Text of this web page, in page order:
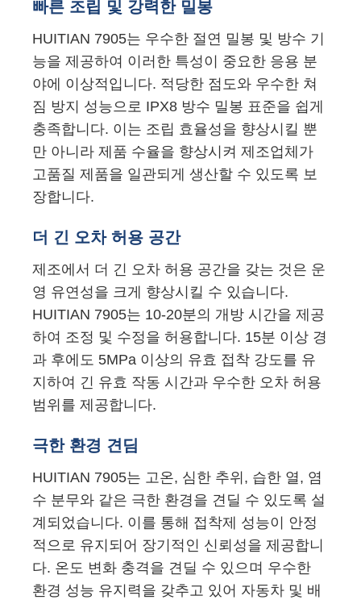
빠른 조립 및 강력한 밀봉
HUITIAN 7905는 우수한 절연 밀봉 및 방수 기
능을 제공하여 이러한 특성이 중요한 응용 분
야에 이상적입니다. 적당한 점도와 우수한 쳐
짐 방지 성능으로 IPX8 방수 밀봉 표준을 쉽게
충족합니다. 이는 조립 효율성을 향상시킬 뿐
만 아니라 제품 수율을 향상시켜 제조업체가
고품질 제품을 일관되게 생산할 수 있도록 보
장합니다.
더 긴 오차 허용 공간
제조에서 더 긴 오차 허용 공간을 갖는 것은 운
영 유연성을 크게 향상시킬 수 있습니다.
HUITIAN 7905는 10-20분의 개방 시간을 제공
하여 조정 및 수정을 허용합니다. 15분 이상 경
과 후에도 5MPa 이상의 유효 접착 강도를 유
지하여 긴 유효 작동 시간과 우수한 오차 허용
범위를 제공합니다.
극한 환경 견딤
HUITIAN 7905는 고온, 심한 추위, 습한 열, 염
수 분무와 같은 극한 환경을 견딜 수 있도록 설
계되었습니다. 이를 통해 접착제 성능이 안정
적으로 유지되어 장기적인 신뢰성을 제공합니
다. 온도 변화 충격을 견딜 수 있으며 우수한
환경 성능 유지력을 갖추고 있어 자동차 및 배